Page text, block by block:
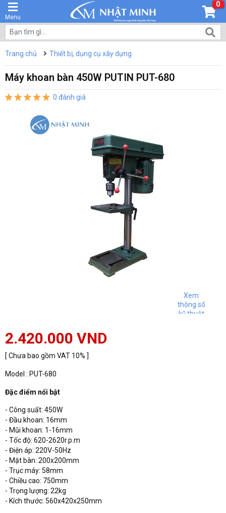
Menu
0
Trang chủ Thiết bị, dụng cụ xây dựng
Máy khoan bàn 450W PUTIN PUT-680
0 đánh giá
Xem
thông số
kỹ thuật
2.420.000 VND
[ Chưa bao gồm VAT 10% ]
Model : PUT-680
Đặc điểm nổi bật
- Công suất: 450W
- Đầu khoan: 16mm
- Mũi khoan: 1-16mm
- Tốc độ: 620-2620r.p.m
- Điện áp: 220V-50Hz
- Mặt bàn: 200x200mm
- Trục máy: 58mm
- Chiều cao: 750mm
- Trọng lượng: 22kg
- Kích thước: 560x420x250mm